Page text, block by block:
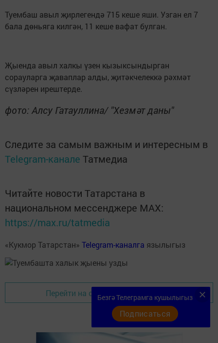
Туембаш авыл җирлегендә 715 кеше яши. Узган ел 7
бала дөньяга килгән, 11 кеше вафат булган.
Җыенда авыл халкы үзен кызыксындырган
сорауларга җаваплар алды, җитәкчелеккә рәхмәт
сүзләрен ирештерде.
фото: Алсу Гатауллина/ "Хезмәт даны"
Следите за самым важным и интересным в
Telegram-канале Татмедиа
Читайте новости Татарстана в
национальном мессенджере MАХ:
https://max.ru/tatmedia
«Кукмор Татарстан» Telegram-каналга язылыгыз
Перейти на страницу новости
Безгә Телеграмга кушылыгыз
Подписаться